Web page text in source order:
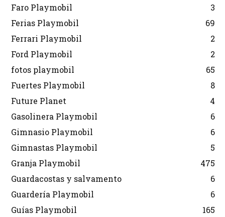
Faro Playmobil
3
Ferias Playmobil
69
Ferrari Playmobil
2
Ford Playmobil
2
fotos playmobil
65
Fuertes Playmobil
8
Future Planet
4
Gasolinera Playmobil
6
Gimnasio Playmobil
6
Gimnastas Playmobil
5
Granja Playmobil
475
Guardacostas y salvamento
6
Guardería Playmobil
6
Guías Playmobil
165